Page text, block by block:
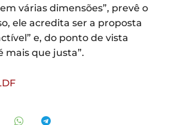
várias dimensões”, prevê o
ele acredita ser a proposta
e, do ponto de vista
mais que justa”.